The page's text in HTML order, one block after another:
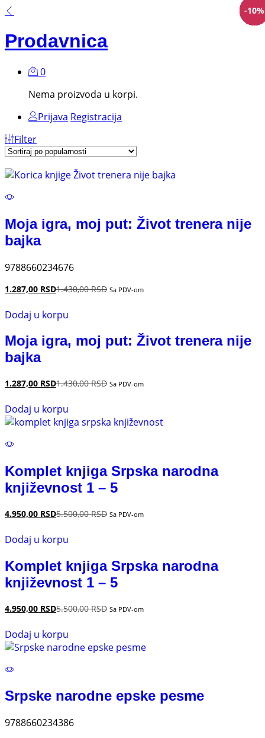
Prodavnica
0
Nema proizvoda u korpi.
Prijava Registracija
Filter
-10%
Moja igra, moj put: Život trenera nije
bajka
9788660234676
1.287,00 RSD1.430,00RSD Sa PDV-om
Dodaj u korpu
Moja igra, moj put: Život trenera nije
bajka
1.287,00 RSD1.430,00RSD Sa PDV-om
Dodaj u korpu
-10%
Komplet knjiga Srpska narodna
književnost 1 – 5
4.950,00 RSD5.500,00RSD Sa PDV-om
Dodaj u korpu
Komplet knjiga Srpska narodna
književnost 1 – 5
4.950,00 RSD5.500,00RSD Sa PDV-om
Dodaj u korpu
-10%
Srpske narodne epske pesme
9788660234386
-10%
-10%
-10%
-10%
-15%
-10%
-10%
-15%
-10%
-10%